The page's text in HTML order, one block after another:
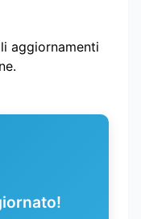
aggiornamenti